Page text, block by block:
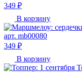
349 ₽
В корзину
арт. mb00080
349 ₽
В корзину